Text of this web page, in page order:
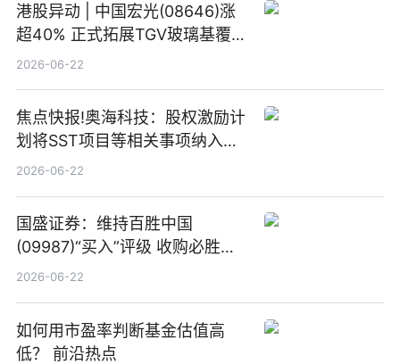
港股异动 | 中国宏光(08646)涨
超40% 正式拓展TGV玻璃基覆铜
板新材料业务
2026-06-22
焦点快报!奥海科技：股权激励计
划将SST项目等相关事项纳入专
项业务发展考核指标
2026-06-22
国盛证券：维持百胜中国
(09987)“买入”评级 收购必胜客
中国增厚利润加速成长 信息
2026-06-22
如何用市盈率判断基金估值高
低？ 前沿热点